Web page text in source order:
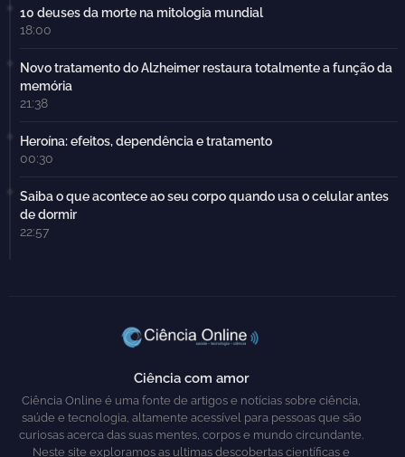
10 deuses da morte na mitologia mundial
18:00
Novo tratamento do Alzheimer restaura totalmente a função da
memória
21:38
Heroína: efeitos, dependência e tratamento
00:30
Saiba o que acontece ao seu corpo quando usa o celular antes
de dormir
22:57
Ciência com amor
Ciência Online é uma fonte de artigos e notícias sobre ciência,
saúde e tecnologia, altamente acessível para pessoas que são
curiosas acerca das suas mentes, corpos e mundo circundante.
Neste site exploramos as ultimas descobertas científicas e